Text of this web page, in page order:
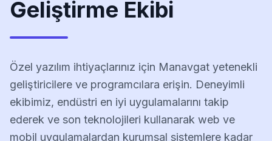
Geliştirme Ekibi
Özel yazılım ihtiyaçlarınız için Manavgat yetenekli
geliştiricilere ve programcılara erişin. Deneyimli
ekibimiz, endüstri en iyi uygulamalarını takip
ederek ve son teknolojileri kullanarak web ve
mobil uygulamalardan kurumsal sistemlere kadar